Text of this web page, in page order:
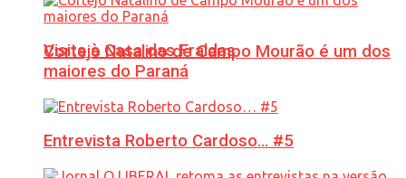
Visita à Casa das Fraldas
Cortejo Natalino de Campo Mourão é um dos
maiores do Paraná
Entrevista Roberto Cardoso… #5